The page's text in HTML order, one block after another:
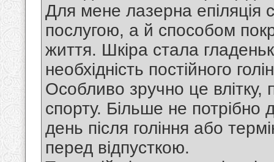
Для мене лазерна
послугою, а й способом
життя. Шкіра стала
необхідність постійного
Особливо зручно це влітку,
спорту. Більше не
день після гоління або
перед відпусткою.